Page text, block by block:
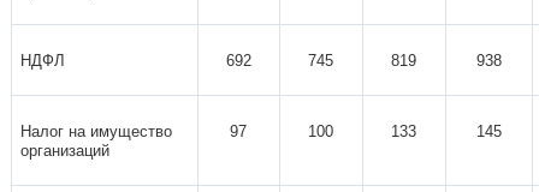
НДФЛ 692 745 819 938
Налог на имущество
организаций
97 100 133 145